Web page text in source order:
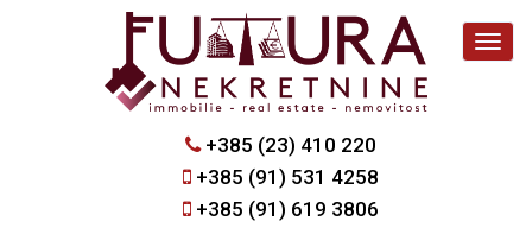
+385 (23) 410 220
+385 (91) 531 4258
+385 (91) 619 3806